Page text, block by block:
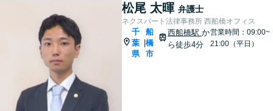
松尾 太暉 弁護士
ネクスパート法律事務所 西船橋オフィス
千
葉
県
船
橋
市
西船橋駅 か
ら徒歩4分
営業時間：09:00~
21:00（平日）